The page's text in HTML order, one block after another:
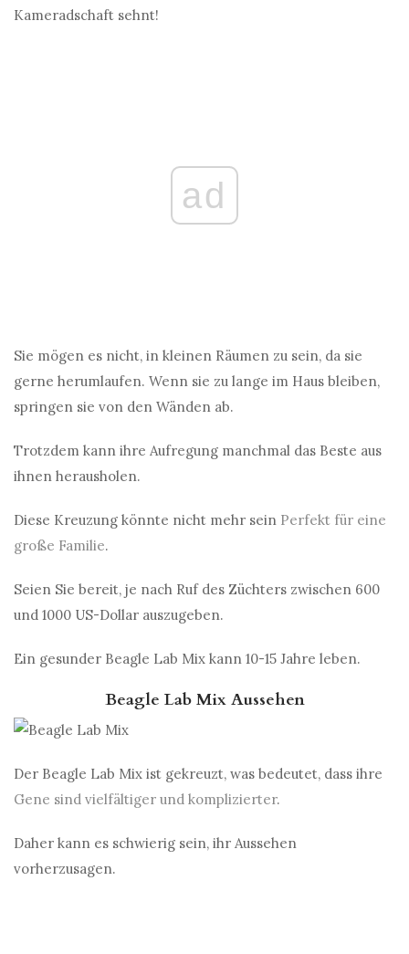
Kameradschaft sehnt!
ad
Sie mögen es nicht, in kleinen Räumen zu sein, da sie
gerne herumlaufen. Wenn sie zu lange im Haus bleiben,
springen sie von den Wänden ab.
Trotzdem kann ihre Aufregung manchmal das Beste aus
ihnen herausholen.
Diese Kreuzung könnte nicht mehr sein Perfekt für eine
große Familie.
Seien Sie bereit, je nach Ruf des Züchters zwischen 600
und 1000 US-Dollar auszugeben.
Ein gesunder Beagle Lab Mix kann 10-15 Jahre leben.
Beagle Lab Mix Aussehen
Der Beagle Lab Mix ist gekreuzt, was bedeutet, dass ihre
Gene sind vielfältiger und komplizierter.
Daher kann es schwierig sein, ihr Aussehen
vorherzusagen.